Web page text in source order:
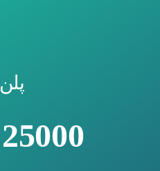
پلن 2
25000